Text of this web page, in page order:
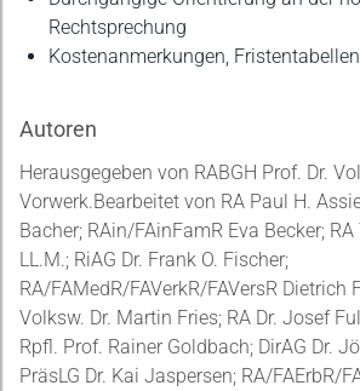
Rechtsprechung
Kostenanmerkungen,
Autoren
Herausgegeben von RABGH Prof. Dr.
Vorwerk.Bearbeitet von RA Paul H.
Bacher; RAin/FAinFamR Eva Becker;
LL.M.; RiAG Dr. Frank O. Fischer;
RA/FAMedR/FAVerkR/FAVersR Dietrich
Volksw. Dr. Martin Fries; RA Dr. Josef
Rpfl. Prof. Rainer Goldbach; DirAG Dr.
PräsLG Dr. Kai Jaspersen; RA/FAErbR/